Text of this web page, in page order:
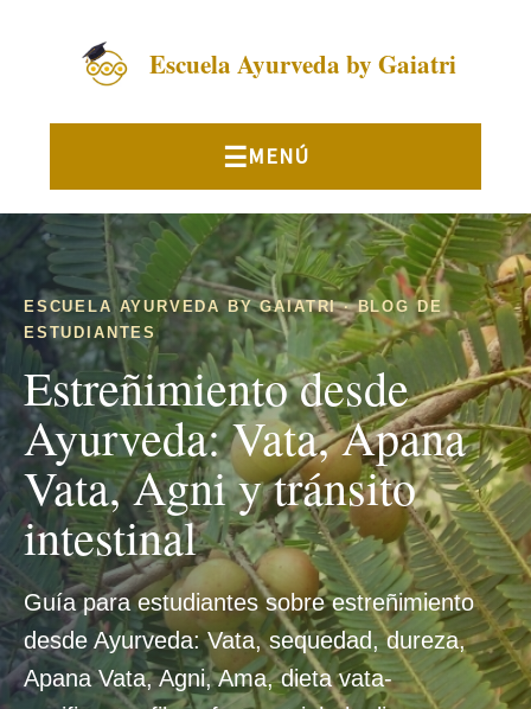
Escuela Ayurveda by Gaiatri
ESCUELA AYURVEDA BY GAIATRI · BLOG DE
ESTUDIANTES
Estreñimiento desde
Ayurveda: Vata, Apana
Vata, Agni y tránsito
intestinal
Guía para estudiantes sobre estreñimiento
desde Ayurveda: Vata, sequedad, dureza,
Apana Vata, Agni, Ama, dieta vata-